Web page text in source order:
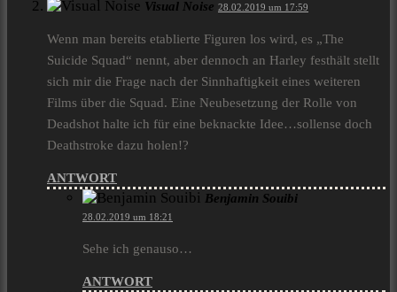
Visual Noise 28.02.2019 um 17:59
Wenn man bereits etablierte Figuren los wird, es „The
Suicide Squad“ nennt, aber dennoch an Harley festhält stellt
sich mir die Frage nach der Sinnhaftigkeit eines weiteren
Films über die Squad. Eine Neubesetzung der Rolle von
Deadshot halte ich für eine beknackte Idee…sollense doch
Deathstroke dazu holen!?
ANTWORT
Benjamin Souibi
28.02.2019 um 18:21
Sehe ich genauso…
ANTWORT